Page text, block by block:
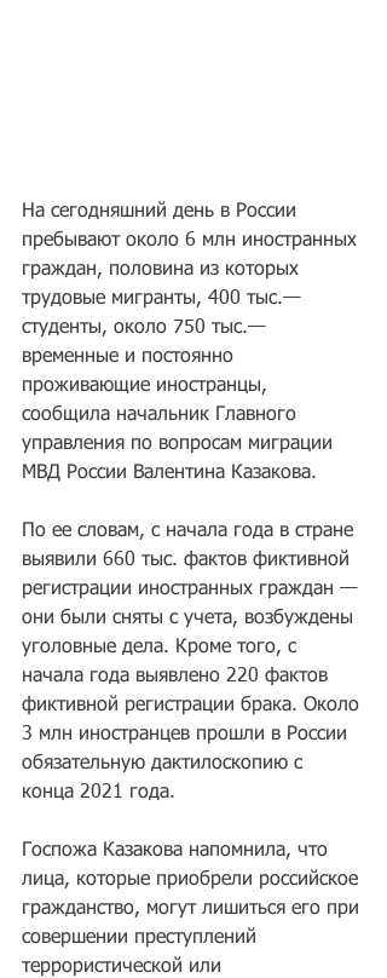
На сегодняшний день в России
пребывают около 6 млн иностранных
граждан, половина из которых
трудовые мигранты, 400 тыс.—
студенты, около 750 тыс.—
временные и постоянно
проживающие иностранцы,
сообщила начальник Главного
управления по вопросам миграции
МВД России Валентина Казакова.
По ее словам, с начала года в стране
выявили 660 тыс. фактов фиктивной
регистрации иностранных граждан —
они были сняты с учета, возбуждены
уголовные дела. Кроме того, с
начала года выявлено 220 фактов
фиктивной регистрации брака. Около
3 млн иностранцев прошли в России
обязательную дактилоскопию с
конца 2021 года.
Госпожа Казакова напомнила, что
лица, которые приобрели российское
гражданство, могут лишиться его при
совершении преступлений
террористической или